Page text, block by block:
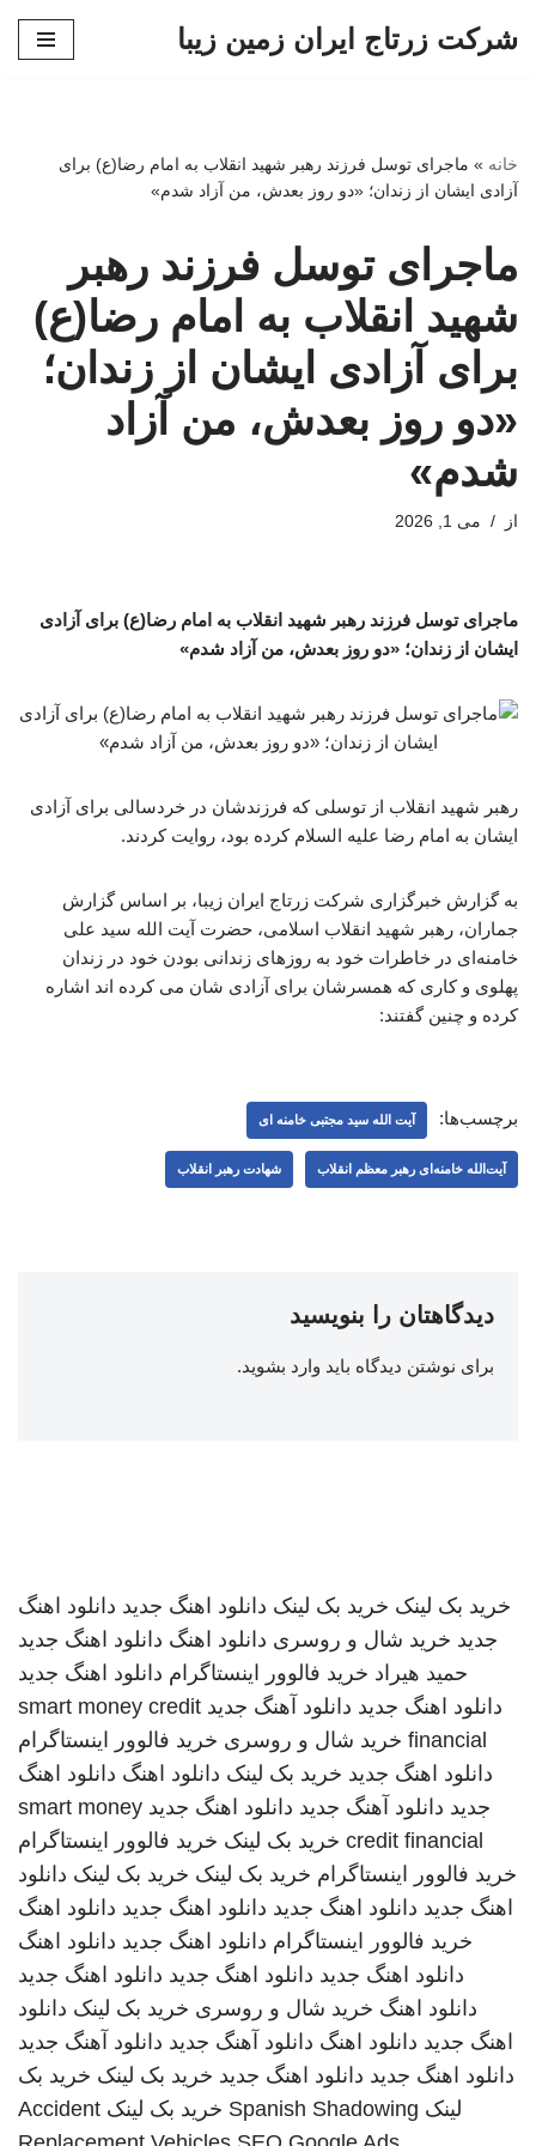
شرکت زرتاج ایران زمین زیبا
خانه » ماجرای توسل فرزند رهبر شهید انقلاب به امام رضا(ع) برای
آزادی ایشان از زندان؛ «دو روز بعدش، من آزاد شدم»
ماجرای توسل فرزند رهبر
شهید انقلاب به امام رضا(ع)
برای آزادی ایشان از زندان؛
«دو روز بعدش، من آزاد
شدم»
از می 1, 2026
ماجرای توسل فرزند رهبر شهید انقلاب به امام رضا(ع) برای آزادی
ایشان از زندان؛ «دو روز بعدش، من آزاد شدم»
رهبر شهید انقلاب از توسلی که فرزندشان در خردسالی برای آزادی
ایشان به امام رضا علیه السلام کرده بود، روایت کردند.
به گزارش خبرگزاری شرکت زرتاج ایران زیبا، بر اساس گزارش
جماران، رهبر شهید انقلاب اسلامی، حضرت آیت الله سید علی
خامنه‌ای در خاطرات خود به روزهای زندانی بودن خود در زندان
پهلوی و کاری که همسرشان برای آزادی شان می کرده اند اشاره
کرده و چنین گفتند:
برچسب‌ها: آیت الله سید مجتبی خامنه ای
آیت‌الله خامنه‌ای رهبر معظم انقلاب شهادت رهبر انقلاب
دیدگاهتان را بنویسید
برای نوشتن دیدگاه باید وارد بشوید.
خرید بک لینک خرید بک لینک دانلود اهنگ جدید دانلود اهنگ
جدید خرید شال و روسری دانلود اهنگ دانلود اهنگ جدید
حمید هیراد خرید فالوور اینستاگرام دانلود اهنگ جدید
دانلود اهنگ جدید دانلود آهنگ جدید smart money credit
financial خرید شال و روسری خرید فالوور اینستاگرام
دانلود اهنگ جدید خرید بک لینک دانلود اهنگ دانلود اهنگ
جدید دانلود آهنگ جدید دانلود اهنگ جدید smart money
credit financial خرید بک لینک خرید فالوور اینستاگرام
خرید فالوور اینستاگرام خرید بک لینک خرید بک لینک دانلود
اهنگ جدید دانلود اهنگ جدید دانلود اهنگ جدید دانلود اهنگ
خرید فالوور اینستاگرام دانلود اهنگ جدید دانلود اهنگ
دانلود اهنگ جدید دانلود اهنگ جدید دانلود اهنگ جدید
دانلود اهنگ خرید شال و روسری خرید بک لینک دانلود
اهنگ جدید دانلود اهنگ دانلود آهنگ جدید دانلود آهنگ جدید
دانلود اهنگ جدید دانلود اهنگ جدید خرید بک لینک خرید بک
لینک Spanish Shadowing خرید بک لینک Accident